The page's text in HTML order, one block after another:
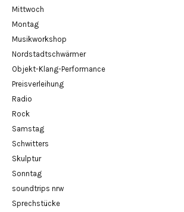
Mittwoch
Montag
Musikworkshop
Nordstadtschwärmer
Objekt-Klang-Performance
Preisverleihung
Radio
Rock
Samstag
Schwitters
Skulptur
Sonntag
soundtrips nrw
Sprechstücke